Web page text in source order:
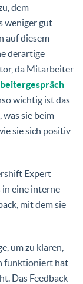
dem
weniger gut
auf diesem
derartige
da Mitarbeiter
wichtig ist das
was sie beim
sie sich positiv
Expert
in eine interne
mit dem sie
um zu klären,
funktioniert hat
Das Feedback